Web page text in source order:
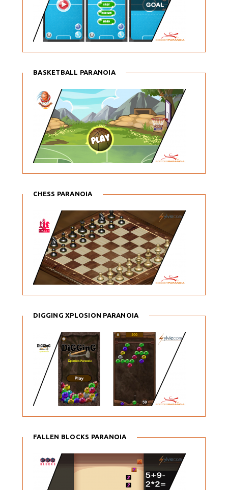
BASKETBALL PARANOIA
CHESS PARANOIA
DIGGING XPLOSION PARANOIA
FALLEN BLOCKS PARANOIA